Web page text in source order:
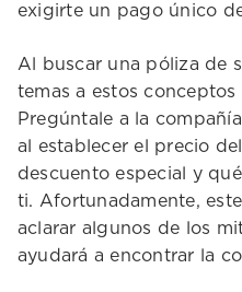
exigirte un pago único
Al buscar una póliza de
temas a estos conceptos
Pregúntale a la
al establecer el precio
descuento especial y
ti. Afortunadamente,
aclarar algunos de los
ayudará a encontrar la